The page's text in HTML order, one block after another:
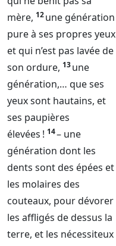
mère, 12une génération
pure à ses propres yeux
et qui n’est pas lavée de
son ordure, 13une
génération,… que ses
yeux sont hautains, et
ses paupières
élevées ! 14– une
génération dont les
dents sont des épées et
les molaires des
couteaux, pour dévorer
les affligés de dessus la
terre, et les nécessiteux